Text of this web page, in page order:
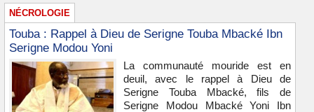
NÉCROLOGIE
Touba : Rappel à Dieu de Serigne Touba Mbacké Ibn
Serigne Modou Yoni
La communauté mouride est en
deuil, avec le rappel à Dieu de
Serigne Touba Mbacké, fils de
Serigne Modou Mbacké Yoni Ibn